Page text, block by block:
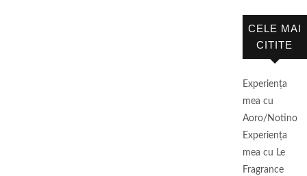
CELE MAI
CITITE
Experienţa
mea cu
Aoro/Notino
Experienţa
mea cu Le
Fragrance